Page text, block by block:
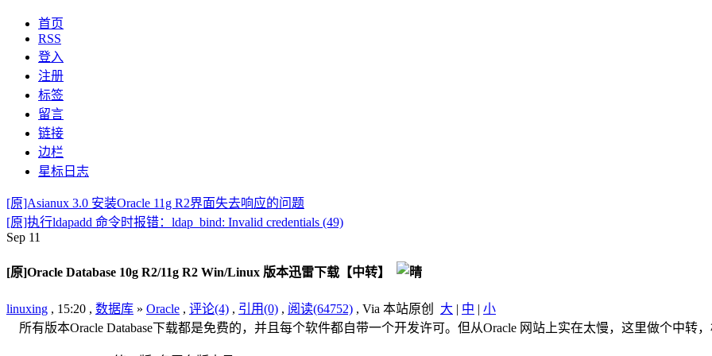
首页
RSS
登入
注册
标签
留言
链接
边栏
星标日志
[原]Asianux 3.0 安装Oracle 11g R2界面失去响应的问题
[原]执行ldapadd 命令时报错：ldap_bind: Invalid credentials (49)
Sep 11
[原]Oracle Database 10g R2/11g R2 Win/Linux 版本迅雷下载【中转】
linuxing , 15:20 , 数据库 » Oracle , 评论(4) , 引用(0) , 阅读(64752) , Via 本站原创 大 | 中 | 小
所有版本Oracle Database下载都是免费的，并且每个软件都自带一个开发许可。但从Oracle 网站上实在太慢，这里做个中转，